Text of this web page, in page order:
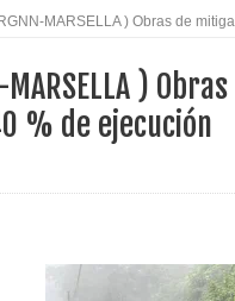
Caldas fortalece el
MARSELLA ) Obras de
MARSELLA )
% de ejecución